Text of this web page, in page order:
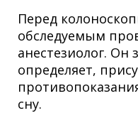
Перед
обследуемым
анестезиолог. Он
определяет,
сну.